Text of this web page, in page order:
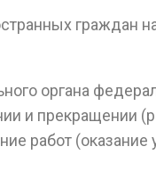
граждан
органа
и прекращении
работ (оказание